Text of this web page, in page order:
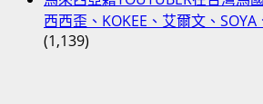
西西歪、KOKEE、艾爾文、SOYA
(1,139)